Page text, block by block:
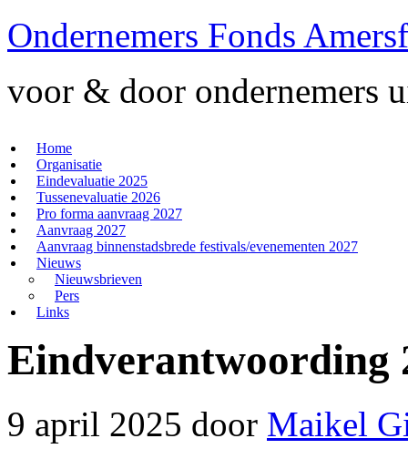
Ondernemers Fonds
voor & door ondernemers
Home
Organisatie
Eindevaluatie 2025
Tussenevaluatie 2026
Pro forma aanvraag 2027
Aanvraag 2027
Aanvraag binnenstadsbrede festivals/evenementen 2027
Nieuws
Nieuwsbrieven
Pers
Links
Eindverantwoording
9 april 2025 door Maikel